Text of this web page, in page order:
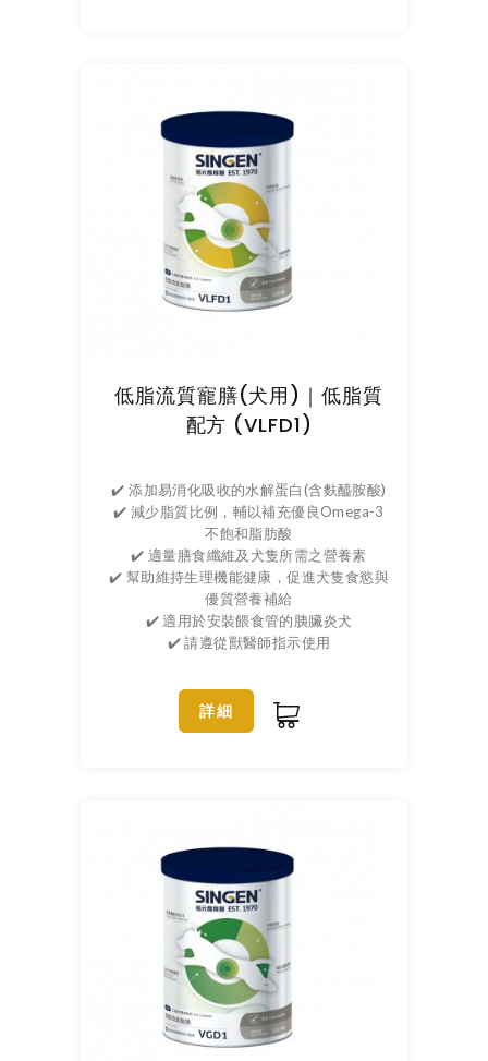
低脂流質寵膳(犬用)｜低脂質
配方 (VLFD1)
✔️ 添加易消化吸收的水解蛋白(含麩醯胺酸)
✔️ 減少脂質比例，輔以補充優良Omega-3
不飽和脂肪酸
✔️ 適量膳食纖維及犬隻所需之營養素
✔️ 幫助維持生理機能健康，促進犬隻食慾與
優質營養補給
✔️ 適用於安裝餵食管的胰臟炎犬
✔️ 請遵從獸醫師指示使用
詳細